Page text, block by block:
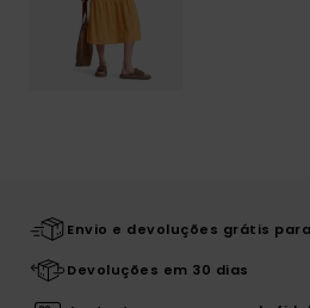
Envio e devoluções grátis
Devoluções em 30 dias